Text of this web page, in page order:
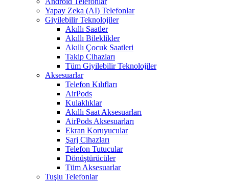
Yapay Zeka (AI) Telefonlar
Giyilebilir Teknolojiler
Akıllı Saatler
Akıllı Bileklikler
Akıllı Çocuk Saatleri
Takip Cihazları
Tüm Giyilebilir Teknolojiler
Aksesuarlar
Telefon Kılıfları
AirPods
Kulaklıklar
Akıllı Saat Aksesuarları
AirPods Aksesuarları
Ekran Koruyucular
Şarj Cihazları
Telefon Tutucular
Dönüştürücüler
Tüm Aksesuarlar
Tuşlu Telefonlar